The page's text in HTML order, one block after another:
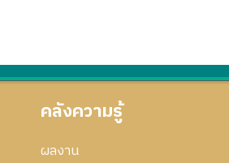
คลังความรู้
ผลงาน